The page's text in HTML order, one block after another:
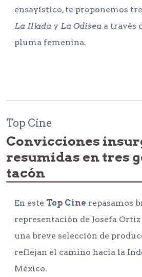
ensayístico, te proponemos
La Ilíada y La Odisea a través
pluma femenina.
Top Cine
Convicciones
resumidas en tres
tacón
En este Top Cine repasamos
representación de Josefa
una breve selección de
reflejan el camino hacia la
México.